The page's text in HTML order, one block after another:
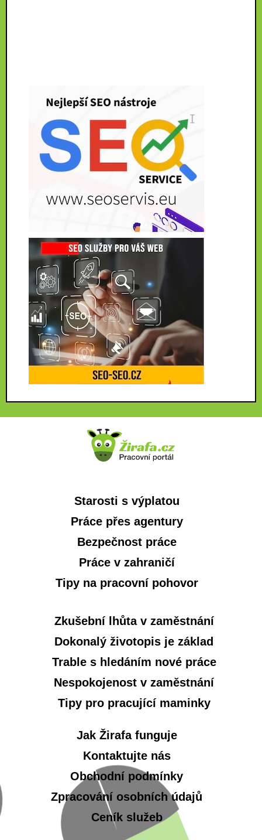
Starosti s výplatou
Práce přes agentury
Bezpečnost práce
Práce v zahraničí
Tipy na pracovní pohovor
Zkušební lhůta v zaměstnání
Dokonalý životopis je základ
Trable s hledáním nové práce
Nespokojenost v zaměstnání
Tipy pro pracující maminky
Jak Žirafa funguje
Kontaktujte nás
Obchodní podmínky
Zpracování osobních údajů
Ceník služeb